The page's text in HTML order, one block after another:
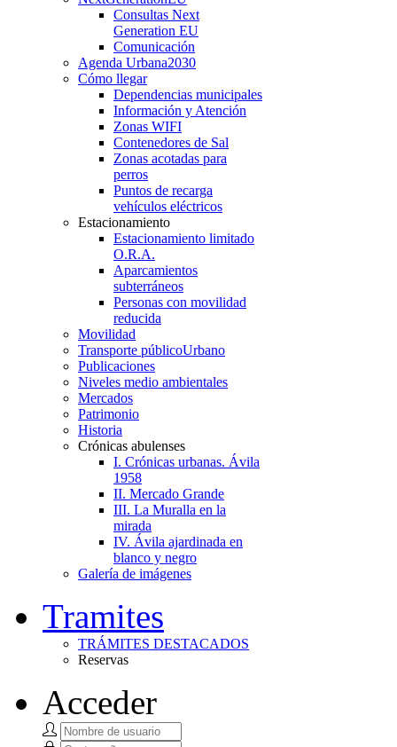
Consultas Next
Generation EU
Comunicación
Agenda Urbana2030
Cómo llegar
Dependencias municipales
Información y Atención
Zonas WIFI
Contenedores de Sal
Zonas acotadas para
perros
Puntos de recarga
vehículos eléctricos
Estacionamiento
Estacionamiento limitado
O.R.A.
Aparcamientos
subterráneos
Personas con movilidad
reducida
Movilidad
Transporte públicoUrbano
Publicaciones
Niveles medio ambientales
Mercados
Patrimonio
Historia
Crónicas abulenses
I. Crónicas urbanas. Ávila
1958
II. Mercado Grande
III. La Muralla en la
mirada
IV. Ávila ajardinada en
blanco y negro
Galería de imágenes
Tramites
TRÁMITES DESTACADOS
Reservas
Acceder